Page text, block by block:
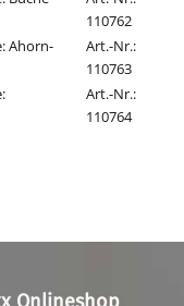
110762
Ahorn-
Art.-Nr.:
110763
Art.-Nr.:
110764